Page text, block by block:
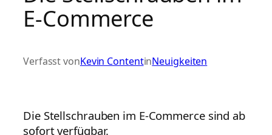
E-Commerce
Verfasst vonKevin ContentinNeuigkeiten
Die Stellschrauben im E-Commerce sind ab
sofort verfügbar.